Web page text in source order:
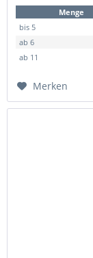
Menge
bis 5
ab 6
ab 11
Merken